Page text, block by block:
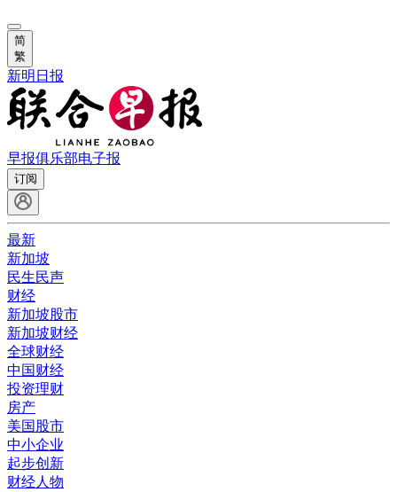
简
繁
新明日报
早报俱乐部电子报
订阅
最新
新加坡
民生民声
财经
新加坡股市
新加坡财经
全球财经
中国财经
投资理财
房产
美国股市
中小企业
起步创新
财经人物